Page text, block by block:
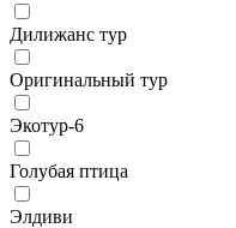
Дилижанс тур
Оригинальный тур
Экотур-6
Голубая птица
Элдиви